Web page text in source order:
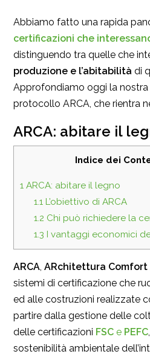
Abbiamo fatto una rapida
certificazioni che
distinguendo tra quelle che
produzione e l’abitabilità di
Approfondiamo oggi la
protocollo ARCA, che rientra
ARCA: abitare il
Indice dei
1 ARCA: abitare il legno
1.1L’obiettivo di ARCA
1.2 Chi può richiedere la
1.3 I vantaggi economici
ARCA, ARchitettura Comfort
sistemi di certificazione che
ed alle costruzioni realizzate
partire dalla gestione delle
delle certificazioni FSC e PEFC
sostenibilità ambientale